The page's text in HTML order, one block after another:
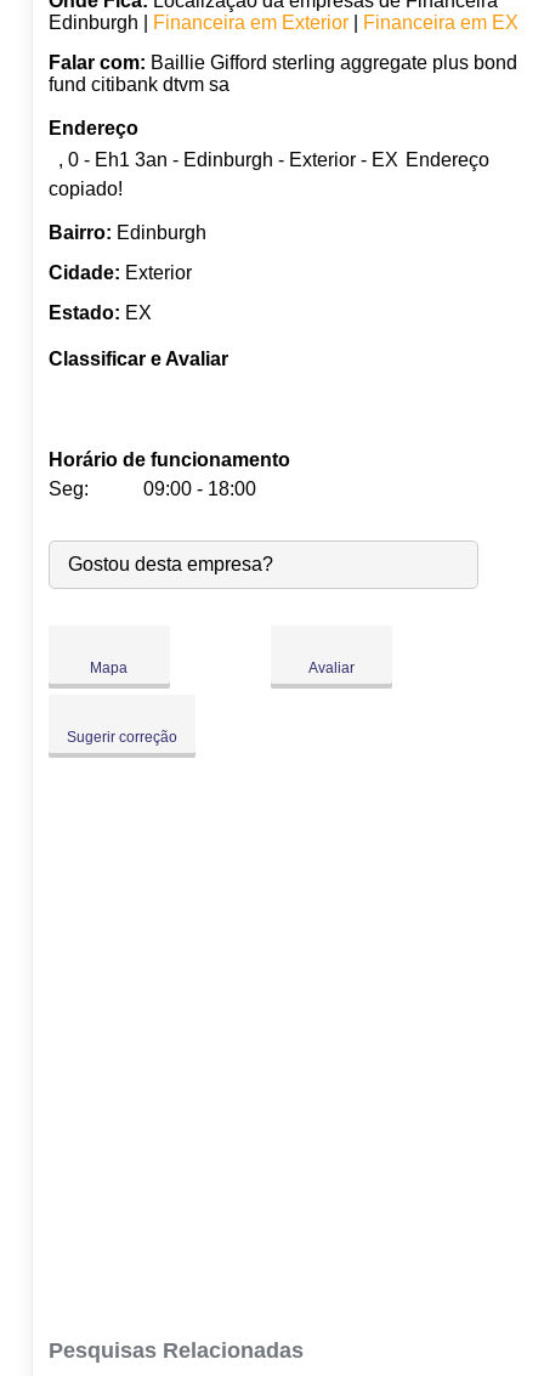
Edinburgh |
Financeira em Exterior|
Financeira em EX
Falar com: Baillie Gifford sterling aggregate plus bond
fund citibank dtvm sa
Endereço
, 0 - Eh1 3an - Edinburgh - Exterior - EX Endereço
copiado!
Bairro: Edinburgh
Cidade: Exterior
Estado: EX
Classificar e Avaliar
Horário de funcionamento
Seg:
09:00 - 18:00
Seg: 09:00-18:00
Ter:
09:00-18:00
Qua:
09:00-18:00
Sáb:
Fechado
Gostou desta empresa?
Mapa Avaliar
Sugerir correção
Pesquisas Relacionadas